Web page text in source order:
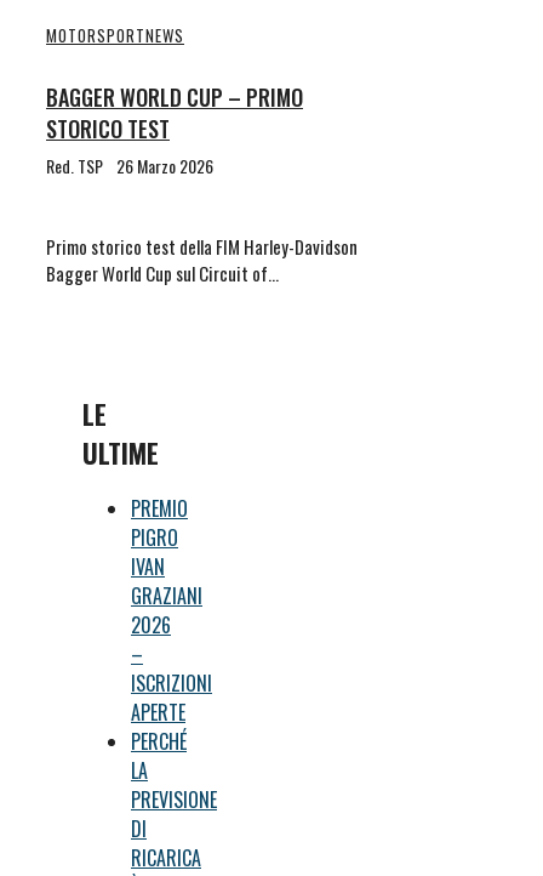
MOTORSPORTNEWS
BAGGER WORLD CUP – PRIMO
STORICO TEST
Red. TSP 26 Marzo 2026
Primo storico test della FIM Harley-Davidson
Bagger World Cup sul Circuit of…
LE
ULTIME
PREMIO
PIGRO
IVAN
GRAZIANI
2026
–
ISCRIZIONI
APERTE
PERCHÉ
LA
PREVISIONE
DI
RICARICA